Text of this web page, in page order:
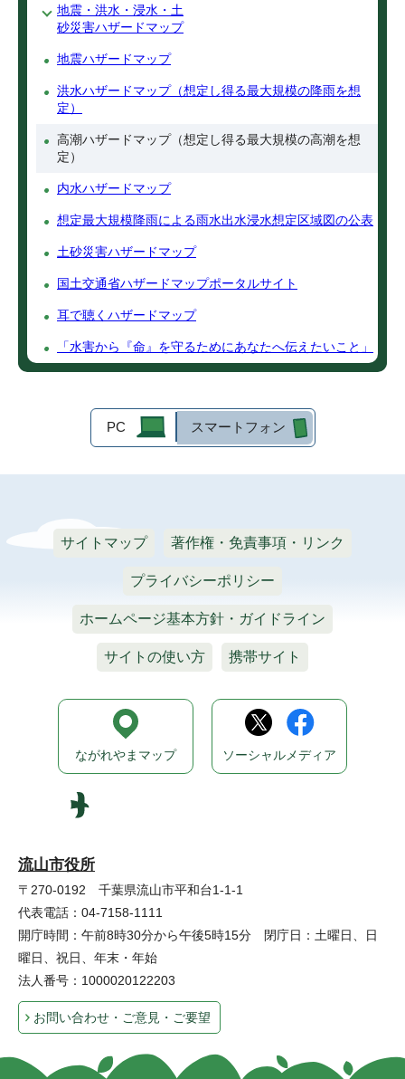
地震・洪水・浸水・土
砂災害ハザードマップ
地震ハザードマップ
洪水ハザードマップ（想定し得る最大規模の降雨を想
定）
高潮ハザードマップ（想定し得る最大規模の高潮を想
定）
内水ハザードマップ
想定最大規模降雨による雨水出水浸水想定区域図の公表
土砂災害ハザードマップ
国土交通省ハザードマップポータルサイト
耳で聴くハザードマップ
「水害から『命』を守るためにあなたへ伝えたいこと」
PC スマートフォン
サイトマップ 著作権・免責事項・リンク
プライバシーポリシー
ホームページ基本方針・ガイドライン
サイトの使い方 携帯サイト
流山市役所
〒270-0192 千葉県流山市平和台1-1-1
代表電話：04-7158-1111
開庁時間：午前8時30分から午後5時15分 閉庁日：土曜日、日
曜日、祝日、年末・年始
法人番号：1000020122203
お問い合わせ・ご意見・ご要望
ながれやまマップ ソーシャルメディア